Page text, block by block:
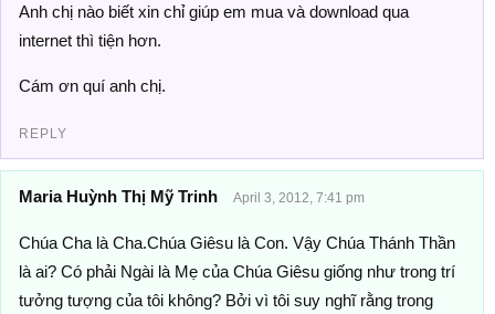
Anh chị nào biết xin chỉ giúp em mua và download qua
internet thì tiện hơn.
Cám ơn quí anh chị.
REPLY
Maria Huỳnh Thị Mỹ Trinh April 3, 2012, 7:41 pm
Chúa Cha là Cha.Chúa Giêsu là Con. Vậy Chúa Thánh Thần
là ai? Có phải Ngài là Mẹ của Chúa Giêsu giống như trong trí
tưởng tượng của tôi không? Bởi vì tôi suy nghĩ rằng trong